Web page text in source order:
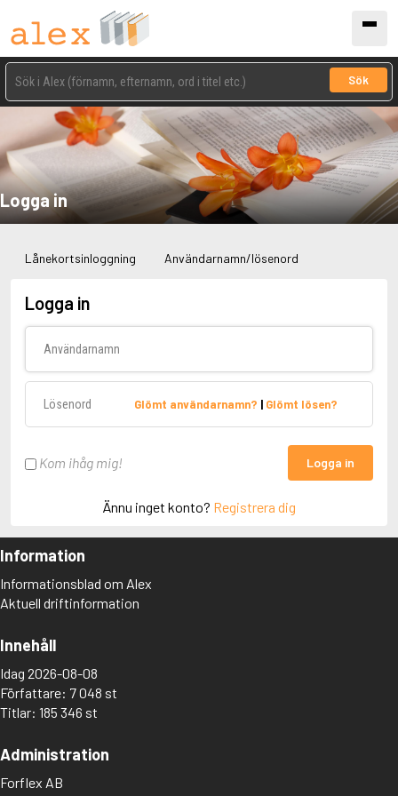
Sök
Logga in
Lånekortsinloggning Användarnamn/lösenord
Logga in
Glömt användarnamn? | Glömt lösen?
Kom ihåg mig! Logga in
Ännu inget konto? Registrera dig
Information
Informationsblad om Alex
Aktuell driftinformation
Innehåll
Idag 2026-08-08
Författare: 7 048 st
Titlar: 185 346 st
Administration
Forflex AB